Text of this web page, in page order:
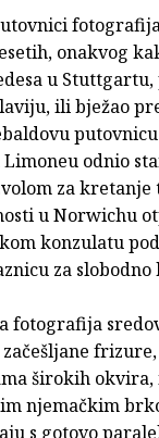
onakvog
u Stuttgartu,
ili bježao
odnio
za kretanje
u Norwichu
konzulatu
za
fotografija
širokih
njemačkim
s gotovo